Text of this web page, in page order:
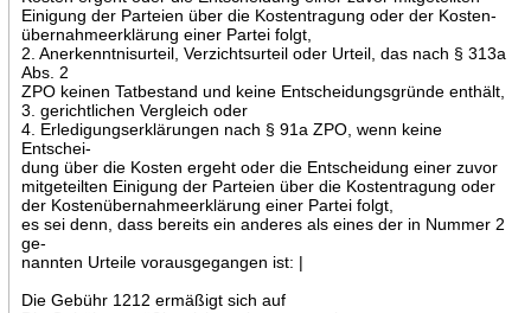
Einigung der Parteien über die Kostentragung oder der Kosten-
übernahmeerklärung einer Partei folgt,
2. Anerkenntnisurteil, Verzichtsurteil oder Urteil, das nach § 313a
Abs. 2
ZPO keinen Tatbestand und keine Entscheidungsgründe enthält,
3. gerichtlichen Vergleich oder
4. Erledigungserklärungen nach § 91a ZPO, wenn keine
Entschei-
dung über die Kosten ergeht oder die Entscheidung einer zuvor
mitgeteilten Einigung der Parteien über die Kostentragung oder
der Kostenübernahmeerklärung einer Partei folgt,
es sei denn, dass bereits ein anderes als eines der in Nummer 2
ge-
nannten Urteile vorausgegangen ist: |
Die Gebühr 1212 ermäßigt sich auf